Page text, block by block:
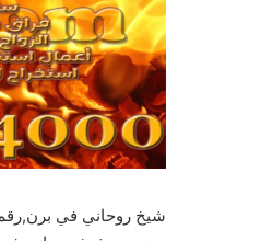
شيخ روحاني في